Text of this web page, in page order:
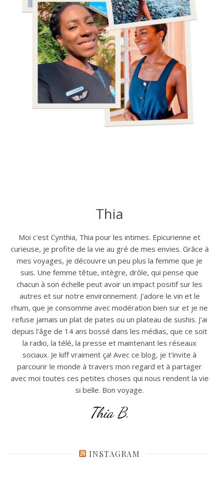
Thia
Moi c'est Cynthia, Thia pour les intimes. Epicurienne et
curieuse, je profite de la vie au gré de mes envies. Grâce à
mes voyages, je découvre un peu plus la femme que je
suis. Une femme têtue, intègre, drôle, qui pense que
chacun à son échelle peut avoir un impact positif sur les
autres et sur notre environnement. J'adore le vin et le
rhum, que je consomme avec modération bien sur et je ne
refuse jamais un plat de pates ou un plateau de sushis. J'ai
depuis l'âge de 14 ans bossé dans les médias, que ce soit
la radio, la télé, la presse et maintenant les réseaux
sociaux. Je kiff vraiment ça! Avec ce blog, je t'invite à
parcourir le monde à travers mon regard et à partager
avec moi toutes ces petites choses qui nous rendent la vie
si belle. Bon voyage.
Thia B.
INSTAGRAM